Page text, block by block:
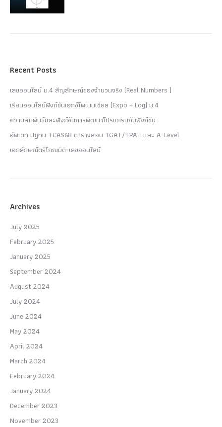
Recent Posts
เลขออนไลน์ ม.4 สัญลักษณ์ของจำนวนจริง (Real Numbers )
เรียนออนไลน์ฟังก์ชันเอกซ์โพเนนเชียล (Expo + Log) ม.4
ความสัมพันธ์และฟังก์ชันการพัฒนาโปรแกรมกับฟังก์ชัน
อัพเดท ปฏิทิน TCAS68 ตารางสอบ TGAT/TPAT และ A-Level
เอกลักษณ์ตรีโกณมิติ-เลขออนไลน์
Archives
July 2025
February 2025
January 2025
September 2024
August 2024
July 2024
June 2024
May 2024
April 2024
March 2024
February 2024
January 2024
December 2023
November 2023